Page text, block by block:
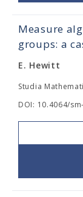
Measure
groups: a
E. Hewitt
Studia
DOI: 10.4064/